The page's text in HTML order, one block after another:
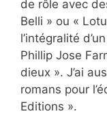
de rôle avec
Belli » ou «
l’intégralité
Phillip Jose
dieux ». J’ai
romans pour
Editions ».